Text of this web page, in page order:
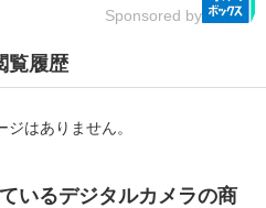
Sponsored by
覧履歴
はありません。
いるデジタルカメラの商